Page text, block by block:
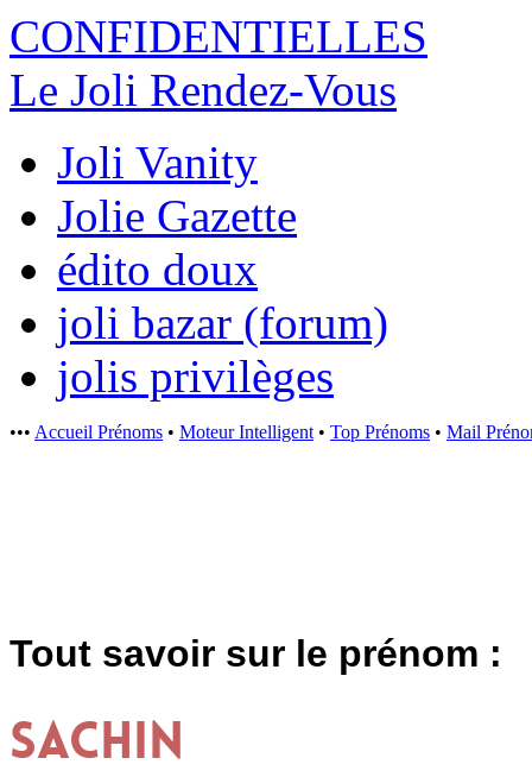
CONFIDENTIELLES
Le Joli Rendez-Vous
Joli Vanity
Jolie Gazette
édito doux
joli bazar (forum)
jolis privilèges
••• Accueil Prénoms • Moteur Intelligent • Top Prénoms • Mail
Tout savoir sur le prénom :
SACHIN